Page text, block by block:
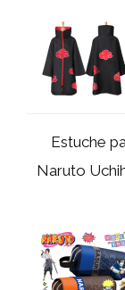
Estuche
Naruto